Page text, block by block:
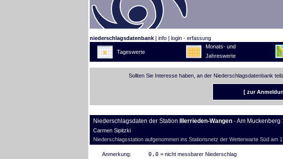
niederschlagsdatenbank| info| login - erfassung
Tageswerte
Monats- und
Jahreswerte
Sollten Sie Interesse haben, an der Niederschlagsdatenbank
[ zur
Niederschlagsdaten der Station Illerrieden-Wangen- Am Muckenberg
Carmen Sipitzki
Niederschlagsstation aufgenommen ins Stationsnetz der Wetterwarte Süd am
Anmerkung: 0,0 = nicht messbarer Niederschlag